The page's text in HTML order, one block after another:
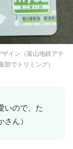
イン（富山地鉄アテ
でトリミング）
いので、た
ん）